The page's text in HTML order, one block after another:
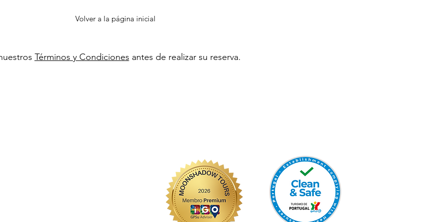
Volver a la página inicial
Términos y Condiciones antes de realizar su reserva.